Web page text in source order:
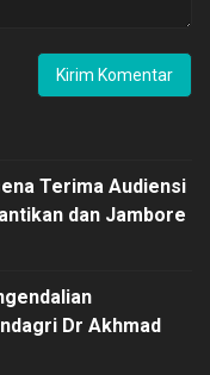
Terima Audiensi
dan Jambore
Dr Akhmad